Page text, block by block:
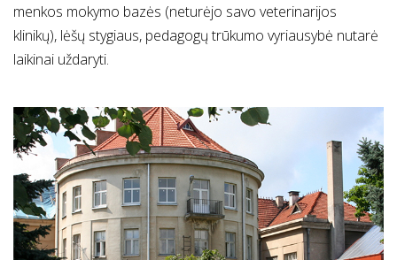
menkos mokymo bazės (neturėjo savo veterinarijos
klinikų), lėšų stygiaus, pedagogų trūkumo vyriausybė nutarė
laikinai uždaryti.